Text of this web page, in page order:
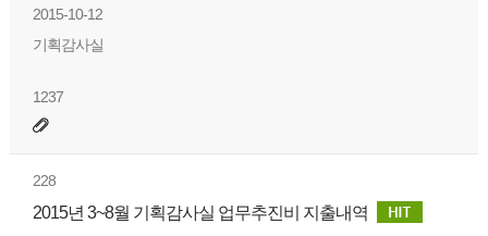
2015-10-12
기획감사실
1237
228
2015년 3~8월 기획감사실 업무추진비 지출내역